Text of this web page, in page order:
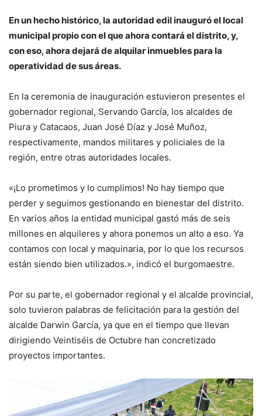
En un hecho histórico, la autoridad edil inauguró el local
municipal propio con el que ahora contará el distrito, y,
con eso, ahora dejará de alquilar inmuebles para la
operatividad de sus áreas.
En la ceremonia de inauguración estuvieron presentes el
gobernador regional, Servando García, los alcaldes de
Piura y Catacaos, Juan José Díaz y José Muñoz,
respectivamente, mandos militares y policiales de la
región, entre otras autoridades locales.
«¡Lo prometimos y lo cumplimos! No hay tiempo que
perder y seguimos gestionando en bienestar del distrito.
En varios años la entidad municipal gastó más de seis
millones en alquileres y ahora ponemos un alto a eso. Ya
contamos con local y maquinaria, por lo que los recursos
están siendo bien utilizados.», indicó el burgomaestre.
Por su parte, el gobernador regional y el alcalde provincial,
solo tuvieron palabras de felicitación para la gestión del
alcalde Darwin García, ya que en el tiempo que llevan
dirigiendo Veintiséis de Octubre han concretizado
proyectos importantes.